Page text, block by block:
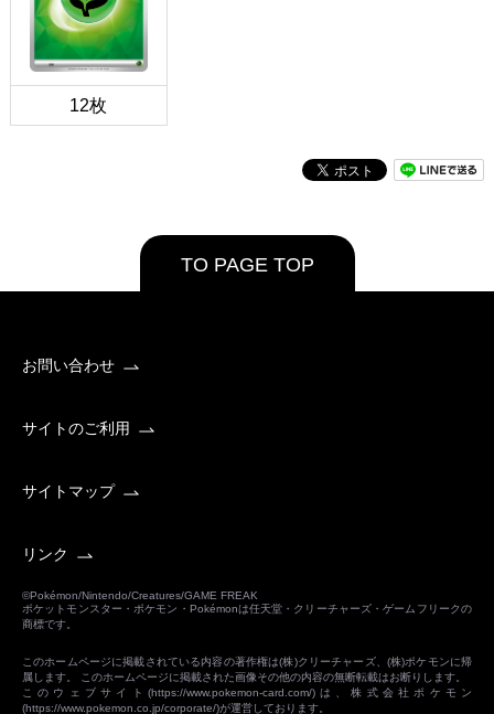
12枚
TO PAGE TOP
お問い合わせ
サイトのご利用
サイトマップ
リンク
©Pokémon/Nintendo/Creatures/GAME FREAK
ポケットモンスター・ポケモン・Pokémonは任天堂・クリーチャーズ・ゲームフリークの
商標です。
このホームページに掲載されている内容の著作権は(株)クリーチャーズ、(株)ポケモンに帰
属します。 このホームページに掲載された画像その他の内容の無断転載はお断りします。
このウェブサイト(https://www.pokemon-card.com/)は、株式会社ポケモン
(https://www.pokemon.co.jp/corporate/)が運営しております。